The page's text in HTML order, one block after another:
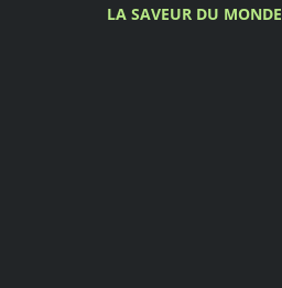
LA SAVEUR DU MONDE